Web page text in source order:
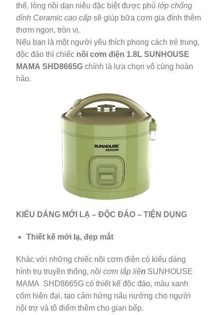
thế, lòng nồi dạn niêu đặc biệt được phủ lớp chống
dính Ceramic cao cấp sẽ giúp bữa cơm gia đình thêm
thơm ngon, tròn vị.
Nếu bạn là một người yêu thích phong cách trẻ trung,
độc đáo thì chiếc nồi cơm điện 1.8L SUNHOUSE
MAMA SHD8665G chính là lựa chọn vô cùng hoàn
hảo.
KIỂU DÁNG MỚI LẠ – ĐỘC ĐÁO – TIỆN DỤNG
Thiết kế mới lạ, đẹp mắt
Khác với những chiếc nồi cơm điện có kiểu dáng
hình trụ truyền thống, nồi cơm lắp liền SUNHOUSE
MAMA SHD8665G có thiết kế độc đáo, màu xanh
cốm hiện đại, tạo cảm hứng nấu nướng cho người
nội trợ và tô điểm thêm cho gian bếp.